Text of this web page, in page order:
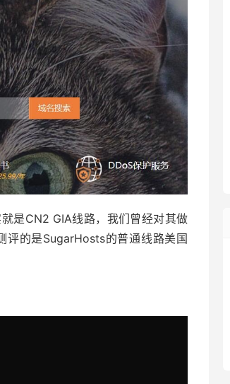
是CN2 GIA线路，我们曾经对其做
评的是SugarHosts的普通线路美国